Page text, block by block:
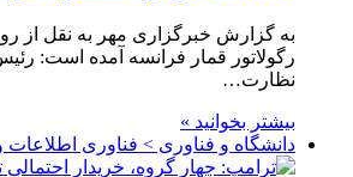
به گزارش خبرگزاری مهر به نقل از
رگولاتور قمار فرانسه آمده است:
نظارت…
بیشتر بخوانید »
دانشگاه و فناوری > فناوری اطلاعات